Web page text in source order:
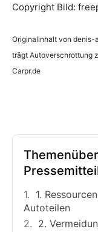
Copyright Bild:
Originalinhalt von denis-
trägt Autoverschrottung
Carpr.de
1.
Autoteilen
2.